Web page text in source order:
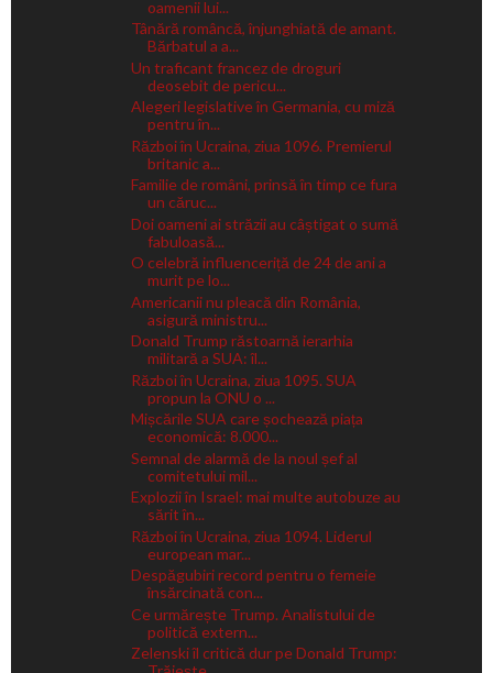
oamenii lui...
Tânără româncă, înjunghiată de amant.
Bărbatul a a...
Un traficant francez de droguri
deosebit de pericu...
Alegeri legislative în Germania, cu miză
pentru în...
Război în Ucraina, ziua 1096. Premierul
britanic a...
Familie de români, prinsă în timp ce fura
un căruc...
Doi oameni ai străzii au câștigat o sumă
fabuloasă...
O celebră influenceriță de 24 de ani a
murit pe lo...
Americanii nu pleacă din România,
asigură ministru...
Donald Trump răstoarnă ierarhia
militară a SUA: îl...
Război în Ucraina, ziua 1095. SUA
propun la ONU o ...
Mișcările SUA care șochează piața
economică: 8.000...
Semnal de alarmă de la noul șef al
comitetului mil...
Explozii în Israel: mai multe autobuze au
sărit în...
Război în Ucraina, ziua 1094. Liderul
european mar...
Despăgubiri record pentru o femeie
însărcinată con...
Ce urmărește Trump. Analistului de
politică extern...
Zelenski îl critică dur pe Donald Trump: